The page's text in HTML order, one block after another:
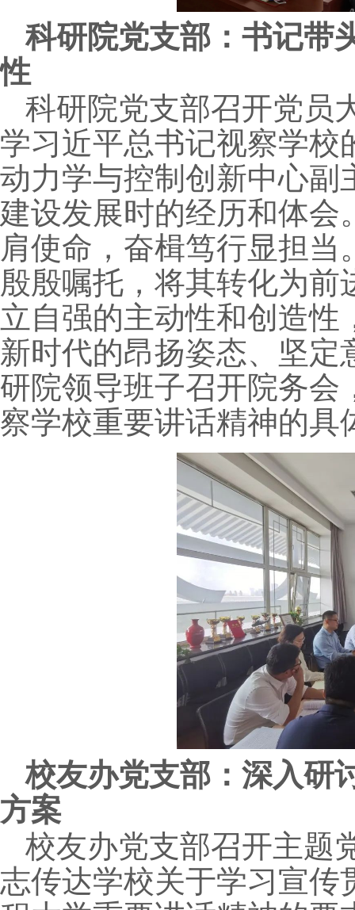
科研院党支部：书记带
性
科研院党支部召开党员
学习近平总书记视察学校
动力学与控制创新中心副
建设发展时的经历和体会
肩使命，奋楫笃行显担
殷殷嘱托，将其转化为
立自强的主动性和创造
新时代的昂扬姿态、坚
研院领导班子召开院务会
察学校重要讲话精神的具
校友办党支部：深入研
方案
校友办党支部召开主题
志传达学校关于学习宣传